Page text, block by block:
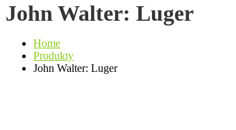
John Walter: Luger
Home
Produkty
John Walter: Luger